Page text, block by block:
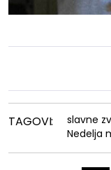
TAGOVI: slavne
Nedelja